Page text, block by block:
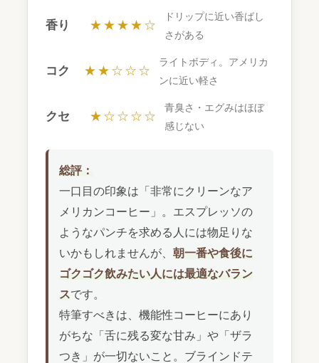
香り ★★★★☆
ドリップに近い香ばし
さがある
コク ★★☆☆☆
ライトボディ。アメリカ
ンに近い軽さ
クセ ★☆☆☆☆
青臭さ・エグみはほぼ
感じない
総評：
一口目の印象は「非常にクリーンなア
メリカンコーヒー」。エスプレッソの
ようなパンチを求める人には物足りな
いかもしれませんが、 朝一番や食後に
ゴクゴク飲みたい人には最適なバラン
スです。
特筆すべきは、機能性コーヒーにあり
がちな「舌に残る変な甘み」や「ザラ
つき」が一切ないこと。ブラインドテ